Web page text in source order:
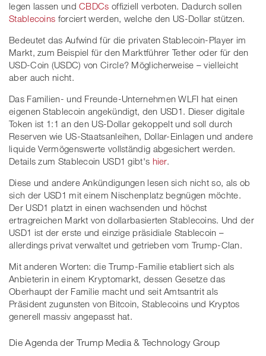
legen lassen undCBDCs offiziell verboten. Dadurch sollen
Stablecoins forciert werden, welche den US-Dollar stützen.
Bedeutet das Aufwind für die privaten Stablecoin-Player im
Markt, zum Beispiel für den Marktführer Tether oder für den
USD-Coin (USDC) von Circle? Möglicherweise – vielleicht
aber auch nicht.
Das Familien- und Freunde-Unternehmen WLFI hat einen
eigenen Stablecoin angekündigt, den USD1. Dieser digitale
Token ist 1:1 an den US-Dollar gekoppelt und soll durch
Reserven wie US-Staatsanleihen, Dollar-Einlagen und andere
liquide Vermögenswerte vollständig abgesichert werden.
Details zum Stablecoin USD1 gibt's hier.
Diese und andere Ankündigungen lesen sich nicht so, als ob
sich der USD1 mit einem Nischenplatz begnügen möchte.
Der USD1 platzt in einen wachsenden und höchst
ertragreichen Markt von dollarbasierten Stablecoins. Und der
USD1 ist der erste und einzige präsidiale Stablecoin –
allerdings privat verwaltet und getrieben vom Trump-Clan.
Mit anderen Worten: die Trump-Familie etabliert sich als
Anbieterin in einem Kryptomarkt, dessen Gesetze das
Oberhaupt der Familie macht und seit Amtsantrit als
Präsident zugunsten von Bitcoin, Stablecoins und Kryptos
generell massiv angepasst hat.
Die Agenda der Trump Media & Technology Group